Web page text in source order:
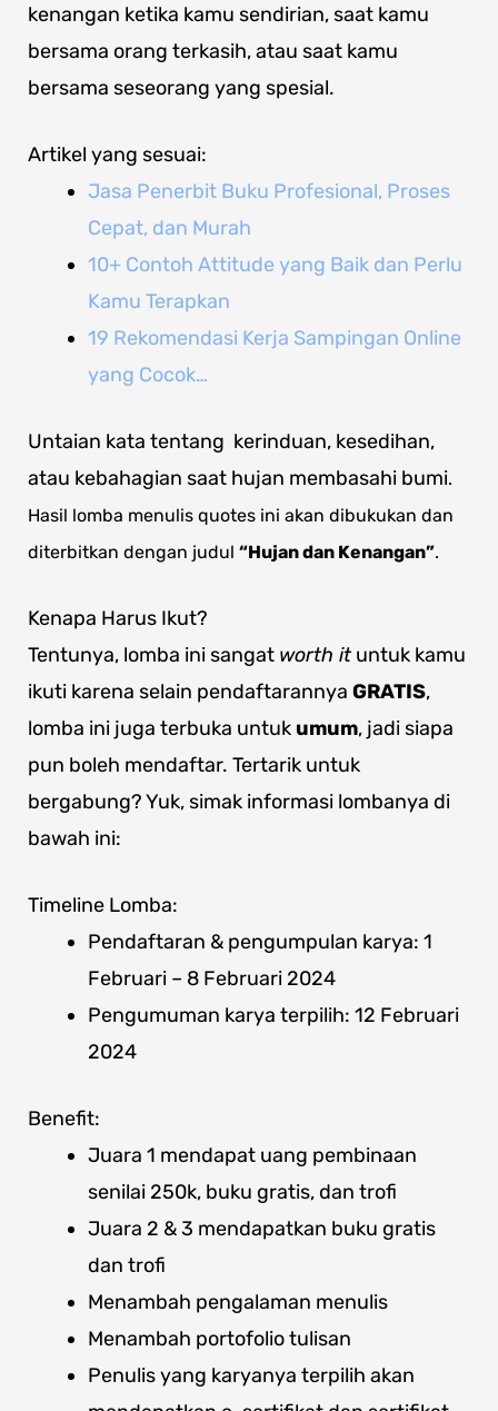
kenangan ketika kamu sendirian, saat kamu
bersama orang terkasih, atau saat kamu
bersama seseorang yang spesial.
Artikel yang sesuai:
Jasa Penerbit Buku Profesional, Proses
Cepat, dan Murah
10+ Contoh Attitude yang Baik dan Perlu
Kamu Terapkan
19 Rekomendasi Kerja Sampingan Online
yang Cocok…
Untaian kata tentang kerinduan, kesedihan,
atau kebahagian saat hujan membasahi bumi.
Hasil lomba menulis quotes ini akan dibukukan dan
diterbitkan dengan judul “Hujan dan Kenangan”.
Kenapa Harus Ikut?
Tentunya, lomba ini sangat worth it untuk kamu
ikuti karena selain pendaftarannya GRATIS,
lomba ini juga terbuka untuk umum, jadi siapa
pun boleh mendaftar. Tertarik untuk
bergabung? Yuk, simak informasi lombanya di
bawah ini:
Timeline Lomba:
Pendaftaran & pengumpulan karya: 1
Februari – 8 Februari 2024
Pengumuman karya terpilih: 12 Februari
2024
Benefit:
Juara 1 mendapat uang pembinaan
senilai 250k, buku gratis, dan trofi
Juara 2 & 3 mendapatkan buku gratis
dan trofi
Menambah pengalaman menulis
Menambah portofolio tulisan
Penulis yang karyanya terpilih akan